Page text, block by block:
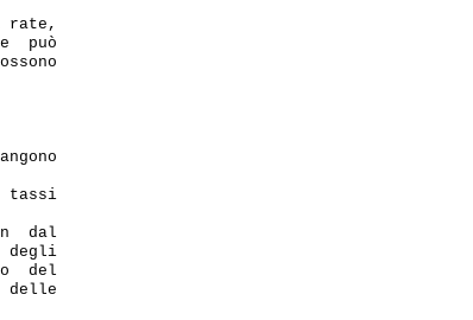
rate,
può
tassi
dal
degli
del
delle